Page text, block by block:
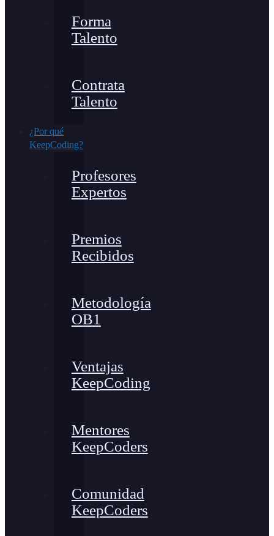
Forma
Talento
Contrata
Talento
¿Por qué
KeepCoding?
Profesores
Expertos
Premios
Recibidos
Metodología
OB1
Ventajas
KeepCoding
Mentores
KeepCoders
Comunidad
KeepCoders